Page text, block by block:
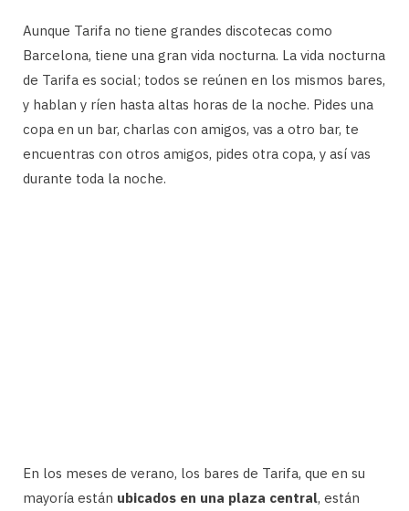
Aunque Tarifa no tiene grandes discotecas como
Barcelona, ​​tiene una gran vida nocturna. La vida nocturna
de Tarifa es social; todos se reúnen en los mismos bares,
y hablan y ríen hasta altas horas de la noche. Pides una
copa en un bar, charlas con amigos, vas a otro bar, te
encuentras con otros amigos, pides otra copa, y así vas
durante toda la noche.
En los meses de verano, los bares de Tarifa, que en su
mayoría están ubicados en una plaza central, están